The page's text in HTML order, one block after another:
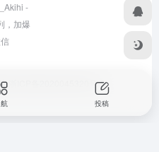
-
，加爆
浙ICP备2020045320号-3
投稿